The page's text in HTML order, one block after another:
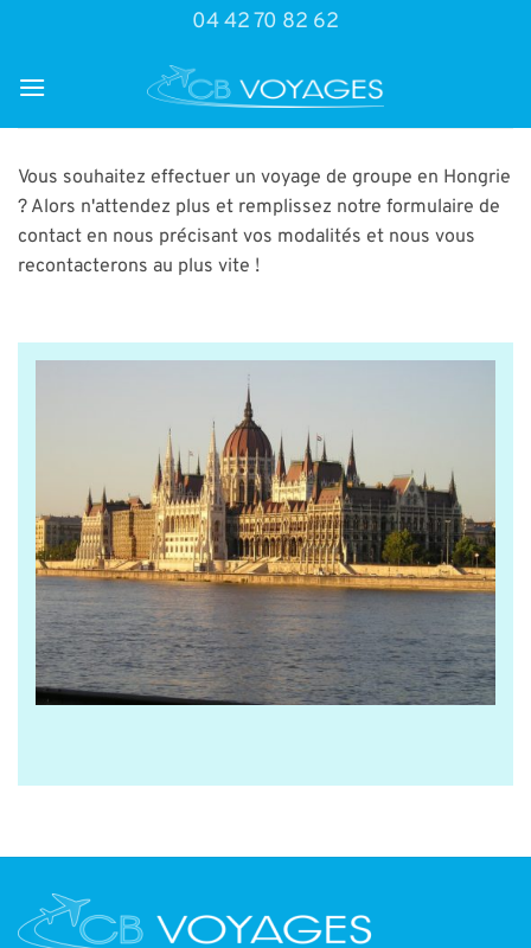
04 42 70 82 62
Vous souhaitez effectuer un voyage de groupe en Hongrie
? Alors n'attendez plus et remplissez notre formulaire de
contact en nous précisant vos modalités et nous vous
recontacterons au plus vite !